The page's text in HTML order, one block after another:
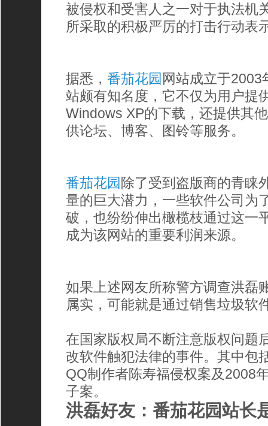
被侵权和受害人之一对于执法机
所采取的积极严厉的打击行动表
据悉， 番茄花园网站成立于2003
站颇有知名度，它不仅为用户提
Windows XP的下载，还提供其
供论坛、博客、图铃等服务。
番茄花园除了受到盗版商的青睐
量的巨大潜力，一些软件公司为
破，也纷纷伸出橄榄枝通过这一
成为该网站的重要利润来源。
如果上述网友所称警方调查洪磊
属实，可能就是通过销售垃圾软
在国家版权局不断注意版权问题
改软件触犯法律的事件。其中包
QQ制作者陈寿福侵权案及2008
子案。
洪磊好友：番茄花园站长